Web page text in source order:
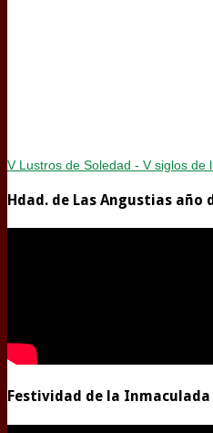
V Lustros de Soledad - V siglos de
Hdad. de Las Angustias año
Festividad de la Inmaculada